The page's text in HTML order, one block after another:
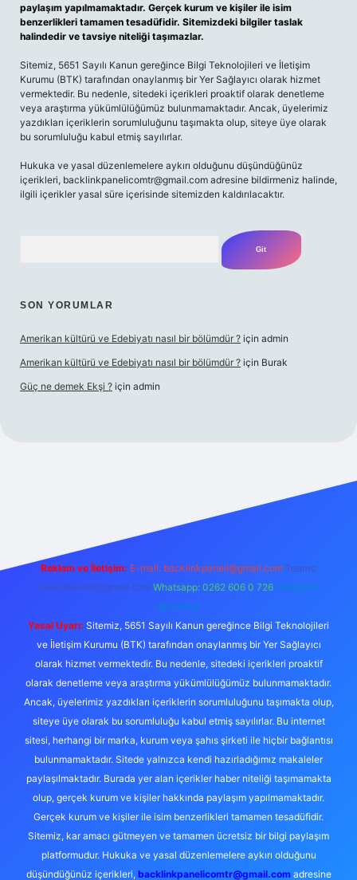
paylaşım yapılmamaktadır. Gerçek kurum ve kişiler ile isim
benzerlikleri tamamen tesadüfidir. Sitemizdeki bilgiler taslak
halindedir ve tavsiye niteliği taşımazlar.
Sitemiz, 5651 Sayılı Kanun gereğince Bilgi Teknolojileri ve İletişim
Kurumu (BTK) tarafından onaylanmış bir Yer Sağlayıcı olarak hizmet
vermektedir. Bu nedenle, sitedeki içerikleri proaktif olarak denetleme
veya araştırma yükümlülüğümüz bulunmamaktadır. Ancak, üyelerimiz
yazdıkları içeriklerin sorumluluğunu taşımakta olup, siteye üye olarak
bu sorumluluğu kabul etmiş sayılırlar.
Hukuka ve yasal düzenlemelere aykırı olduğunu düşündüğünüz
içerikleri, backlinkpanelicomtr@gmail.com adresine bildirmeniz halinde,
ilgili içerikler yasal süre içerisinde sitemizden kaldırılacaktır.
SON YORUMLAR
Amerikan kültürü ve Edebiyatı nasıl bir bölümdür ? için admin
Amerikan kültürü ve Edebiyatı nasıl bir bölümdür ? için Burak
Güç ne demek Ekşi ? için admin
Reklam ve İletişim: E-mail: backlinkpaneli@gmail.com Teams:
forumhizmeti@gmail.com Whatsapp: 0262 606 0 726 Telegram:
@karabul
Yasal Uyarı: Sitemiz, 5651 Sayılı Kanun gereğince Bilgi Teknolojileri
ve İletişim Kurumu (BTK) tarafından onaylanmış bir Yer Sağlayıcı
olarak hizmet vermektedir. Bu nedenle, sitedeki içerikleri proaktif
olarak denetleme veya araştırma yükümlülüğümüz bulunmamaktadır.
Ancak, üyelerimiz yazdıkları içeriklerin sorumluluğunu taşımakta olup,
siteye üye olarak bu sorumluluğu kabul etmiş sayılırlar. Bu internet
sitesi, herhangi bir marka, kurum veya şahıs şirketi ile hiçbir bağlantısı
bulunmamaktadır. Sitede yalnızca kendi hazırladığımız makaleler
paylaşılmaktadır. Burada yer alan içerikler haber niteliği taşımamakta
olup, gerçek kurum ve kişiler hakkında paylaşım yapılmamaktadır.
Gerçek kurum ve kişiler ile isim benzerlikleri tamamen tesadüfidir.
Sitemiz, kar amacı gütmeyen ve tamamen ücretsiz bir bilgi paylaşım
platformudur. Hukuka ve yasal düzenlemelere aykırı olduğunu
düşündüğünüz içerikleri, backlinkpanelicomtr@gmail.comadresine